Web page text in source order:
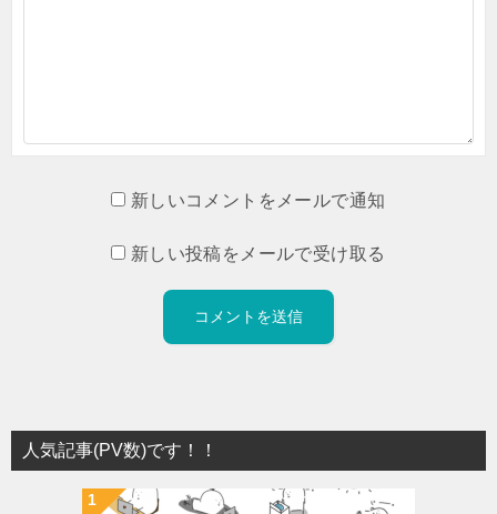
新しいコメントをメールで通知
新しい投稿をメールで受け取る
人気記事(PV数)です！！